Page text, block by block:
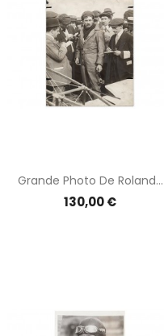
Grande Photo De Roland...
Prix
130,00 €